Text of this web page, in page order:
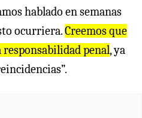
hablado en semanas
ocurriera.Creemos que
responsabilidad penal, ya